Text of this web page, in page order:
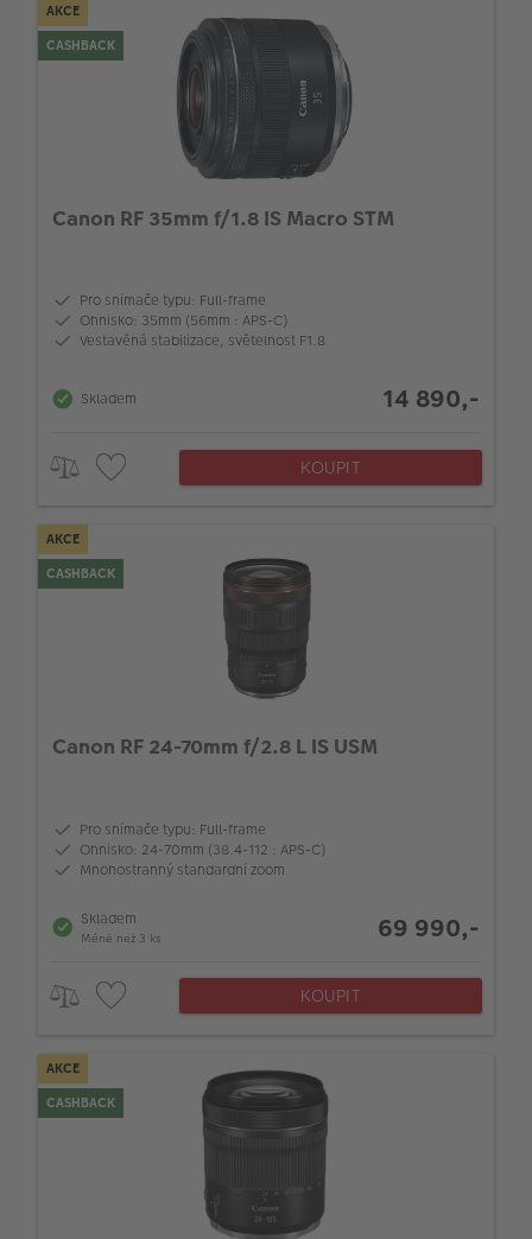
AKCE
CASHBACK
Canon RF 35mm f/1.8 IS Macro STM
Pro snímače typu: Full-frame
Ohnisko: 35mm (56mm : APS-C)
Vestavěná stabilizace, světelnost F1.8
Skladem 14 890,-
KOUPIT
AKCE
CASHBACK
Canon RF 24-70mm f/2.8 L IS USM
Pro snímače typu: Full-frame
Ohnisko: 24-70mm (38.4-112 : APS-C)
Mnohostranný standardní zoom
Skladem
Méně než 3 ks 69 990,-
KOUPIT
AKCE
CASHBACK